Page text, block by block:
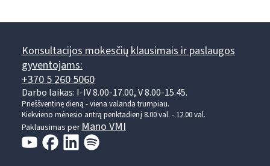
Konsultacijos mokesčių klausimais ir paslaugos
gyventojams:
+370 5 260 5060
Darbo laikas: I-IV 8.00-17.00, V 8.00-15.45.
Prieššventinę dieną - viena valanda trumpiau.
Kiekvieno mėnesio antrą penktadienį 8.00 val. - 12.00 val.
Paklausimas perMano VMI